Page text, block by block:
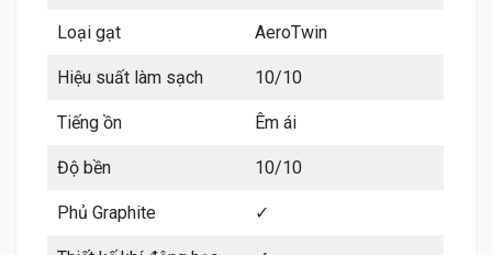
Loại gạt AeroTwin
Hiệu suất làm sạch 10/10
Tiếng ồn Êm ái
Độ bền 10/10
Phủ Graphite ✓